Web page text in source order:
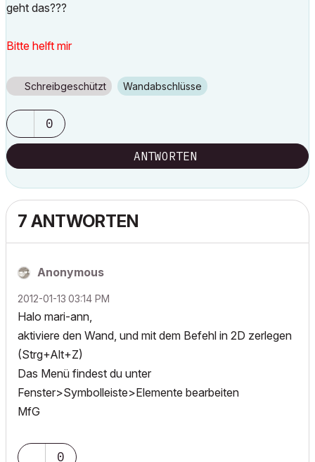
geht das???
Bitte helft mir
Schreibgeschützt Wandabschlüsse
0
ANTWORTEN
7 ANTWORTEN
Anonymous
‎2012-01-13 03:14 PM
Halo mari-ann,
aktiviere den Wand, und mit dem Befehl in 2D zerlegen
(Strg+Alt+Z)
Das Menü findest du unter
Fenster>Symbolleiste>Elemente bearbeiten
MfG
0